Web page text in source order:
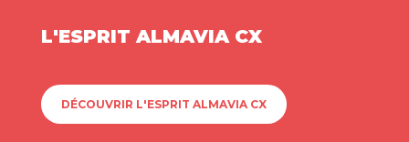
L'ESPRIT ALMAVIA CX
DÉCOUVRIR L'ESPRIT ALMAVIA CX